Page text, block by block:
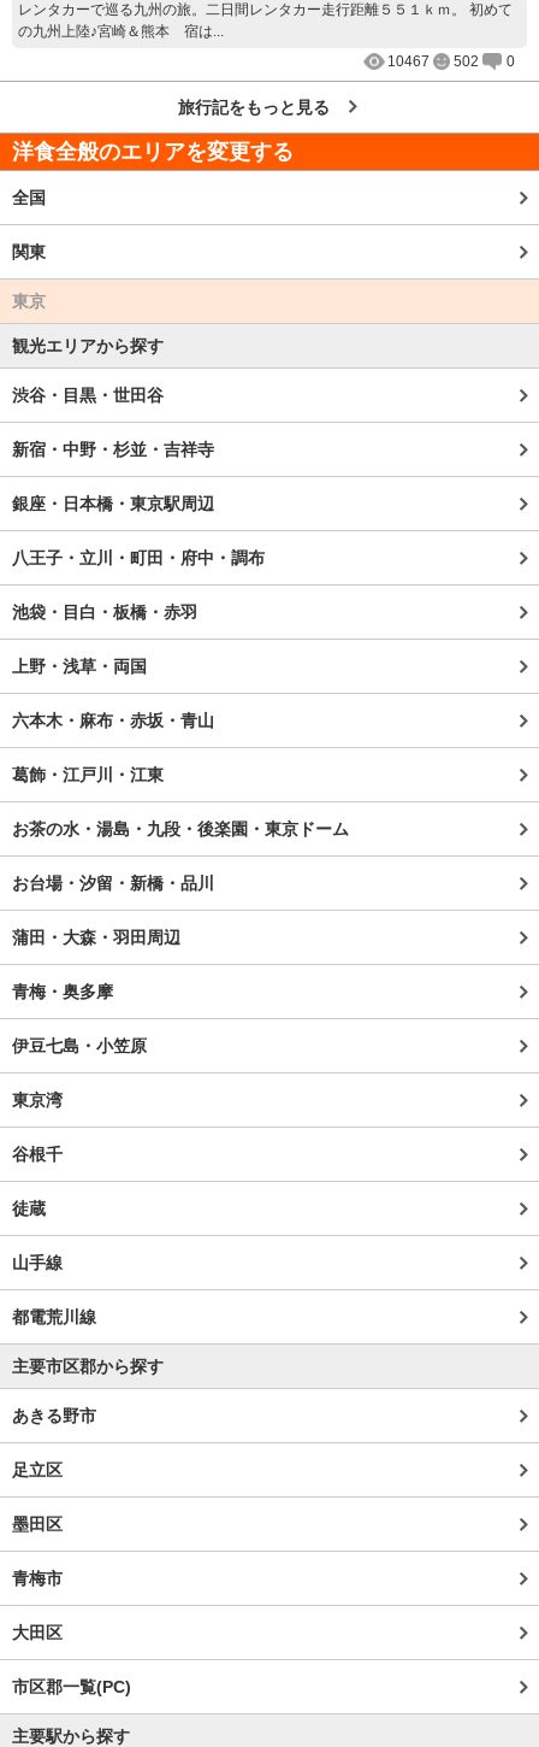
レンタカーで巡る九州の旅。二日間レンタカー走行距離５５１ｋｍ。 初めて
の九州上陸♪宮崎＆熊本 宿は...
10467
502 0
旅行記をもっと見る
洋食全般のエリアを変更する
全国
関東
東京
観光エリアから探す
渋谷・目黒・世田谷
新宿・中野・杉並・吉祥寺
銀座・日本橋・東京駅周辺
八王子・立川・町田・府中・調布
池袋・目白・板橋・赤羽
上野・浅草・両国
六本木・麻布・赤坂・青山
葛飾・江戸川・江東
お茶の水・湯島・九段・後楽園・東京ドーム
お台場・汐留・新橋・品川
蒲田・大森・羽田周辺
青梅・奥多摩
伊豆七島・小笠原
東京湾
谷根千
徒蔵
山手線
都電荒川線
主要市区郡から探す
あきる野市
足立区
墨田区
青梅市
大田区
市区郡一覧(PC)
主要駅から探す